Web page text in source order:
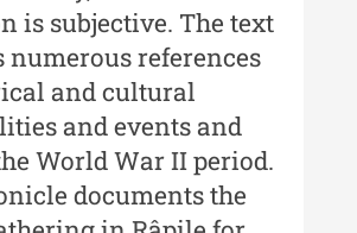
de Cercetare și
Restaurare a
de Cercetare
is subjective. The text
numerous references
and cultural
and events and
World War II period.
documents the